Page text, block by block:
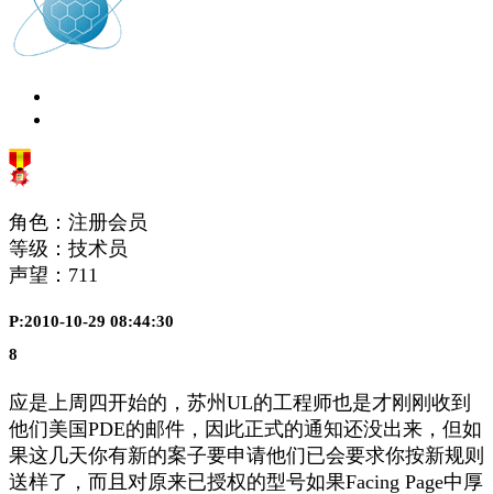
角色：注册会员
等级：技术员
声望： 711
P:2010-10-29 08:44:30
8
应是上周四开始的，苏州UL的工程师也是才刚刚收到
他们美国PDE的邮件，因此正式的通知还没出来，但如
果这几天你有新的案子要申请他们已会要求你按新规则
送样了，而且对原来已授权的型号如果Facing Page中厚